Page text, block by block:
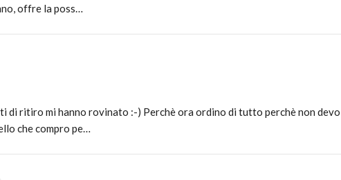
offre la poss…
di ritiro mi hanno rovinato :-) Perchè ora ordino di tutto perchè non
che compro pe…